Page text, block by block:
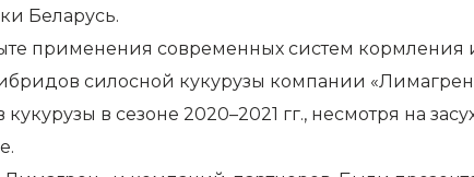
Беларусь.
применения современных систем кормления
силосной кукурузы компании
в сезоне 2020–2021 гг., несмотря на